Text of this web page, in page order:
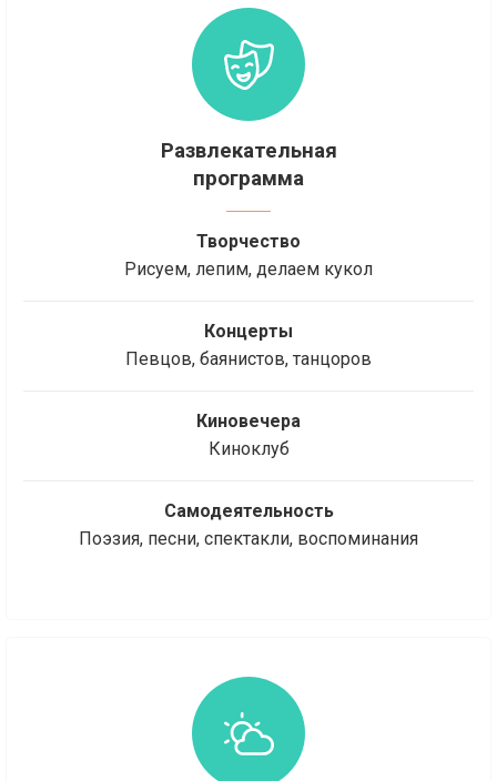
Развлекательная
программа
Творчество
Рисуем, лепим, делаем кукол
Концерты
Певцов, баянистов, танцоров
Киновечера
Киноклуб
Самодеятельность
Поэзия, песни, спектакли, воспоминания